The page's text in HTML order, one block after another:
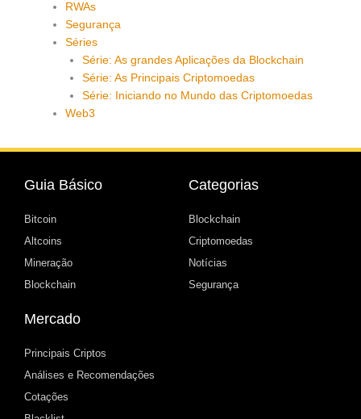
RWAs
Segurança
Séries
Série: As grandes Aplicações da Blockchain
Série: As Principais Criptomoedas
Série: Iniciando no Mundo das Criptomoedas
Web3
Guia Básico
Bitcoin
Altcoins
Mineração
Blockchain
Categorias
Blockchain
Criptomoedas
Notícias
Segurança
Mercado
Principais Criptos
Análises e Recomendações
Cotações